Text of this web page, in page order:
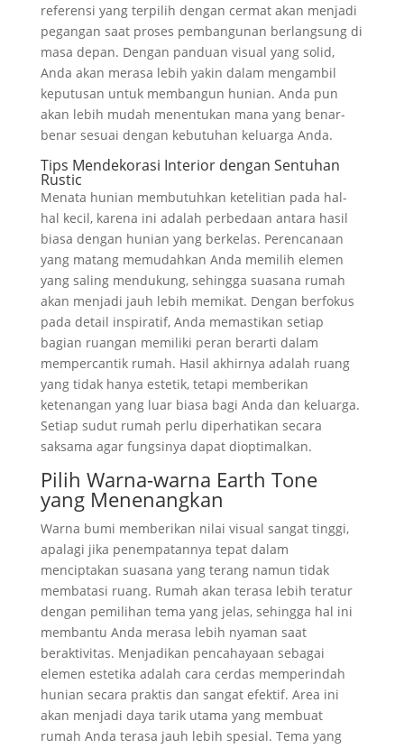
referensi yang terpilih dengan cermat akan menjadi
pegangan saat proses pembangunan berlangsung di
masa depan. Dengan panduan visual yang solid,
Anda akan merasa lebih yakin dalam mengambil
keputusan untuk membangun hunian. Anda pun
akan lebih mudah menentukan mana yang benar-
benar sesuai dengan kebutuhan keluarga Anda.
Tips Mendekorasi Interior dengan Sentuhan
Rustic
Menata hunian membutuhkan ketelitian pada hal-
hal kecil, karena ini adalah perbedaan antara hasil
biasa dengan hunian yang berkelas. Perencanaan
yang matang memudahkan Anda memilih elemen
yang saling mendukung, sehingga suasana rumah
akan menjadi jauh lebih memikat. Dengan berfokus
pada detail inspiratif, Anda memastikan setiap
bagian ruangan memiliki peran berarti dalam
mempercantik rumah. Hasil akhirnya adalah ruang
yang tidak hanya estetik, tetapi memberikan
ketenangan yang luar biasa bagi Anda dan keluarga.
Setiap sudut rumah perlu diperhatikan secara
saksama agar fungsinya dapat dioptimalkan.
Pilih Warna-warna Earth Tone
yang Menenangkan
Warna bumi memberikan nilai visual sangat tinggi,
apalagi jika penempatannya tepat dalam
menciptakan suasana yang terang namun tidak
membatasi ruang. Rumah akan terasa lebih teratur
dengan pemilihan tema yang jelas, sehingga hal ini
membantu Anda merasa lebih nyaman saat
beraktivitas. Menjadikan pencahayaan sebagai
elemen estetika adalah cara cerdas memperindah
hunian secara praktis dan sangat efektif. Area ini
akan menjadi daya tarik utama yang membuat
rumah Anda terasa jauh lebih spesial. Tema yang